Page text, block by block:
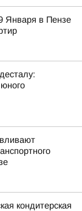
Января в Пензе
кондитерская